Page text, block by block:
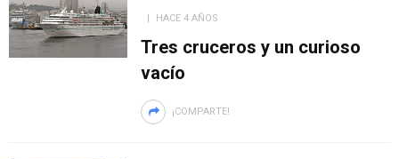
HACE 4 AÑOS
Tres cruceros y un curioso
vacío
¡COMPARTE!